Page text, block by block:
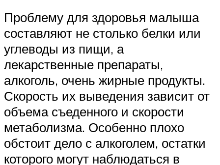
Проблему для здоровья малыша
составляют не столько белки или
углеводы из пищи, а
лекарственные препараты,
алкоголь, очень жирные продукты.
Скорость их выведения зависит от
объема съеденного и скорости
метаболизма. Особенно плохо
обстоит дело с алкоголем, остатки
которого могут наблюдаться в